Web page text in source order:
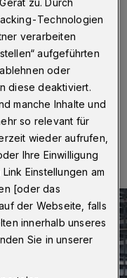
am Samstag (7.
der Vohwinkeler
zugezogen.
Lesezeit
Technologien
verarbeiten
aufgeführten
oder
diese deaktiviert.
manche Inhalte und
so relevant für
wieder aufrufen,
Ihre Einwilligung
Einstellungen am
[oder das
der Webseite, falls
innerhalb unseres
Sie in unserer